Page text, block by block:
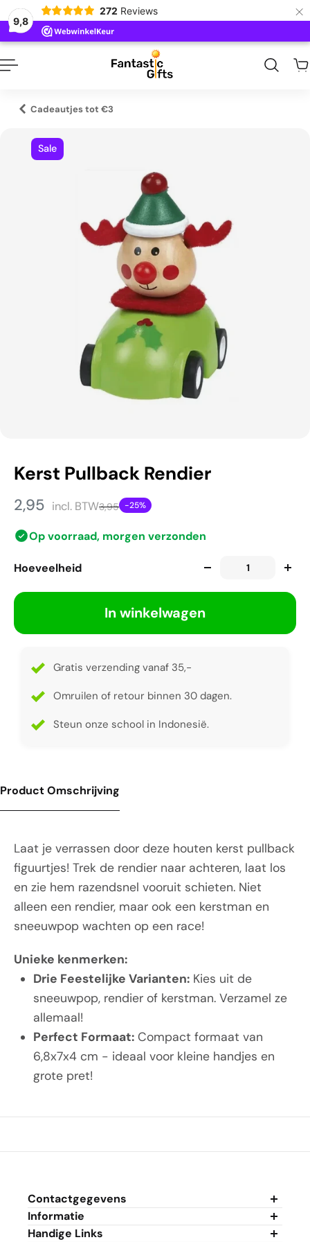
9,8
272 Reviews ×
inhoud
Cadeautjes tot €3
Sale
Kerst Pullback Rendier
2,95 incl. BTW3,95 -25%
Op voorraad, morgen verzonden
Hoeveelheid
In winkelwagen
Gratis verzending vanaf 35,-
Omruilen of retour binnen 30 dagen.
Steun onze school in Indonesië.
Product Omschrijving
Laat je verrassen door deze houten kerst pullback
figuurtjes! Trek de rendier naar achteren, laat los
en zie hem razendsnel vooruit schieten. Niet
alleen een rendier, maar ook een kerstman en
sneeuwpop wachten op een race!
Unieke kenmerken:
Drie Feestelijke Varianten: Kies uit de
sneeuwpop, rendier of kerstman. Verzamel ze
allemaal!
Perfect Formaat: Compact formaat van
6,8x7x4 cm - ideaal voor kleine handjes en
grote pret!
Contactgegevens
Informatie
Algemene Voorwaarden
Handige Links